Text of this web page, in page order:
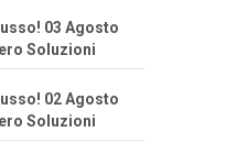
03 Agosto
Soluzioni
02 Agosto
Soluzioni